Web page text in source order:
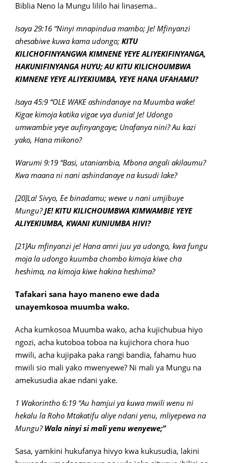
Biblia Neno la Mungu lililo hai linasema..
Isaya 29:16 “Ninyi mnapindua mambo; Je! Mfinyanzi
ahesabiwe kuwa kama udongo; KITU
KILICHOFINYANGWA KIMNENE YEYE ALIYEKIFINYANGA,
HAKUNIFINYANGA HUYU; AU KITU KILICHOUMBWA
KIMNENE YEYE ALIYEKIUMBA, YEYE HANA UFAHAMU?
Isaya 45:9 “OLE WAKE ashindanaye na Muumba wake!
Kigae kimoja katika vigae vya dunia! Je! Udongo
umwambie yeye aufinyangaye; Unafanya nini? Au kazi
yako, Hana mikono?
Warumi 9:19 “Basi, utaniambia, Mbona angali akilaumu?
Kwa maana ni nani ashindanaye na kusudi lake?
[20]La! Sivyo, Ee binadamu; wewe u nani umjibuye
Mungu?JE! KITU KILICHOUMBWA KIMWAMBIE YEYE
ALIYEKIUMBA, KWANI KUNIUMBA HIVI?
[21]Au mfinyanzi je! Hana amri juu ya udongo, kwa fungu
moja la udongo kuumba chombo kimoja kiwe cha
heshima, na kimoja kiwe hakina heshima?
Tafakari sana hayo maneno ewe dada
unayemkosoa muumba wako.
Acha kumkosoa Muumba wako, acha kujichubua hiyo
ngozi, acha kutoboa toboa na kujichora chora huo
mwili, acha kujipaka paka rangi bandia, fahamu huo
mwili sio mali yako mwenyewe? Ni mali ya Mungu na
amekusudia akae ndani yake.
1 Wakorintho 6:19 “Au hamjui ya kuwa mwili wenu ni
hekalu la Roho Mtakatifu aliye ndani yenu, mliyepewa na
Mungu? Wala ninyi si mali yenu wenyewe;”
Sasa, yamkini hukufanya hivyo kwa kukusudia, lakini